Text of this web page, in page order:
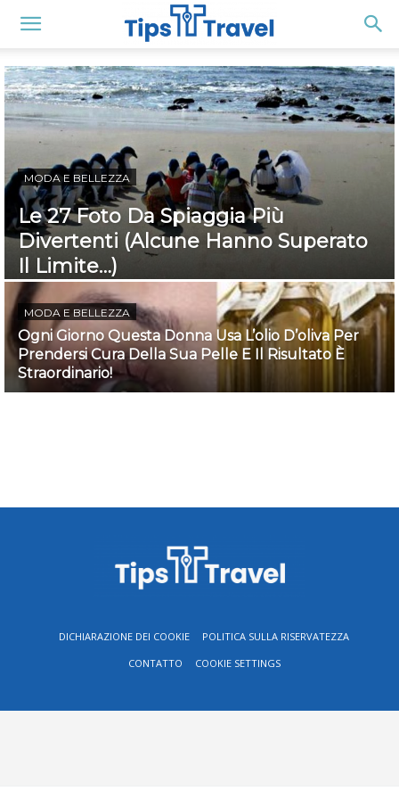
MODA E BELLEZZA
Le 27 Foto Da Spiaggia Più
Divertenti (Alcune Hanno Superato
Il Limite…)
MODA E BELLEZZA
Ogni Giorno Questa Donna Usa L’olio D’oliva Per
Prendersi Cura Della Sua Pelle E Il Risultato È
Straordinario!
DICHIARAZIONE DEI COOKIE
POLITICA SULLA RISERVATEZZA
CONTATTO
COOKIE SETTINGS